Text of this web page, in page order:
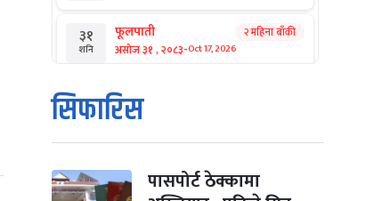
३१
शनि
फूलपाती
असोज ३१ , २०८३-Oct 17, 2026
२ महिना बाँकी
१
आइत
कार्तिक सङ्क्रान्ति
कार्तिक १, २०८३
मंगल कार्तिक ३, २०८३-Oct 20, 2026
सिफारिस
पासपोर्ट ठेक्कामा